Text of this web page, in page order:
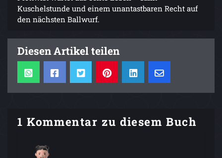
Kuschelstunde und einem unantastbaren Recht auf
den nächsten Ballwurf.
Diesen Artikel teilen
1 Kommentar zu diesem Buch